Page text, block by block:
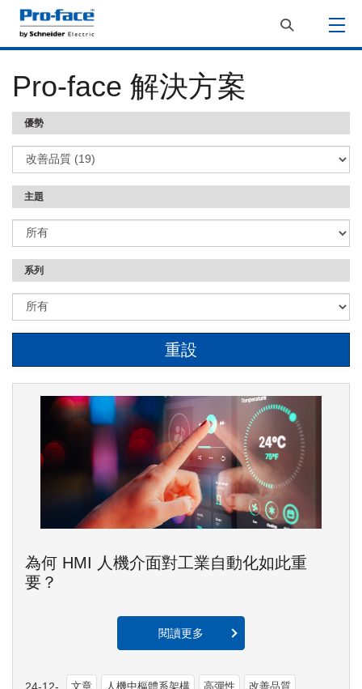
Pro-face 解決方案
優勢
主題
系列
為何 HMI 人機介面對工業自動化如此重
要？
閱讀更多
文章 人機中樞體系架構 高彈性 改善品質